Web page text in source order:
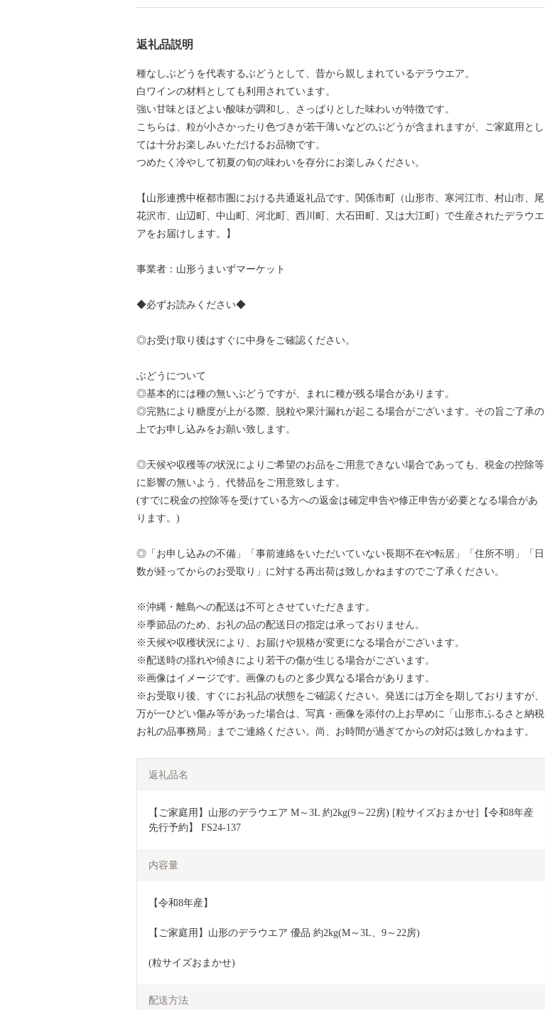
返礼品説明
種なしぶどうを代表するぶどうとして、昔から親しまれているデラウエア。
白ワインの材料としても利用されています。
強い甘味とほどよい酸味が調和し、さっぱりとした味わいが特徴です。
こちらは、粒が小さかったり色づきが若干薄いなどのぶどうが含まれますが、ご家庭用とし
ては十分お楽しみいただけるお品物です。
つめたく冷やして初夏の旬の味わいを存分にお楽しみください。
【山形連携中枢都市圏における共通返礼品です。関係市町（山形市、寒河江市、村山市、尾
花沢市、山辺町、中山町、河北町、西川町、大石田町、又は大江町）で生産されたデラウエ
アをお届けします。】
事業者：山形うまいずマーケット
◆必ずお読みください◆
◎お受け取り後はすぐに中身をご確認ください。
ぶどうについて
◎基本的には種の無いぶどうですが、まれに種が残る場合があります。
◎完熟により糖度が上がる際、脱粒や果汁漏れが起こる場合がございます。その旨ご了承の
上でお申し込みをお願い致します。
◎天候や収穫等の状況によりご希望のお品をご用意できない場合であっても、税金の控除等
に影響の無いよう、代替品をご用意致します。
(すでに税金の控除等を受けている方への返金は確定申告や修正申告が必要となる場合があ
ります。)
◎「お申し込みの不備」「事前連絡をいただいていない長期不在や転居」「住所不明」「日
数が経ってからのお受取り」に対する再出荷は致しかねますのでご了承ください。
※沖縄・離島への配送は不可とさせていただきます。
※季節品のため、お礼の品の配送日の指定は承っておりません。
※天候や収穫状況により、お届けや規格が変更になる場合がございます。
※配送時の揺れや傾きにより若干の傷が生じる場合がございます。
※画像はイメージです。画像のものと多少異なる場合があります。
※お受取り後、すぐにお礼品の状態をご確認ください。発送には万全を期しておりますが、
万が一ひどい傷み等があった場合は、写真・画像を添付の上お早めに「山形市ふるさと納税
お礼の品事務局」までご連絡ください。尚、お時間が過ぎてからの対応は致しかねます。
返礼品名
【ご家庭用】山形のデラウエア M～3L 約2kg(9～22房) [粒サイズおまかせ]【令和8年産
先行予約】 FS24-137
内容量
【令和8年産】
【ご家庭用】山形のデラウエア 優品 約2kg(M～3L、9～22房)
(粒サイズおまかせ)
配送方法